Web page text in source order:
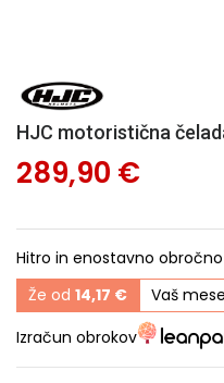
HJC motoristična
289,90 €
Hitro in enostavno
Že od 14,17 €
Vaš
Izračun obrokov